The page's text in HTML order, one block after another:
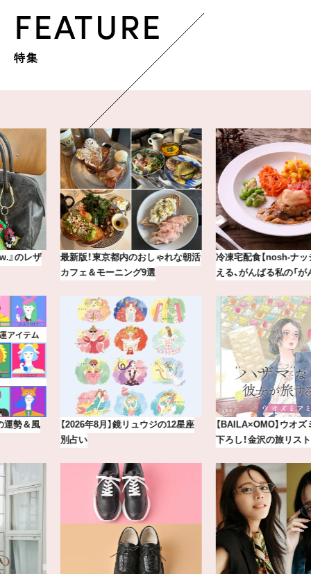
FEATURE
特集
最新版！東京都内のおしゃれな朝活
カフェ＆モーニング9選
冷凍宅配食【nosh-ナッシュ】で叶
える、がんばる私の「がん…
【2026年8月】鏡リュウジの12星座
【BAILA×OMO】ウオズミアミ描き
下ろし！金沢の旅リスト